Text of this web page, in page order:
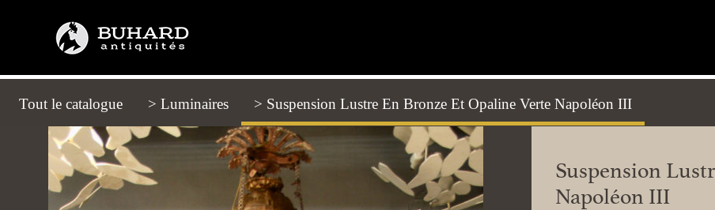
Tout le catalogue (current)
> Luminaires > Suspension Lustre En Bronze Et Opaline Verte Napoléon III
Suspension
Napoléon III